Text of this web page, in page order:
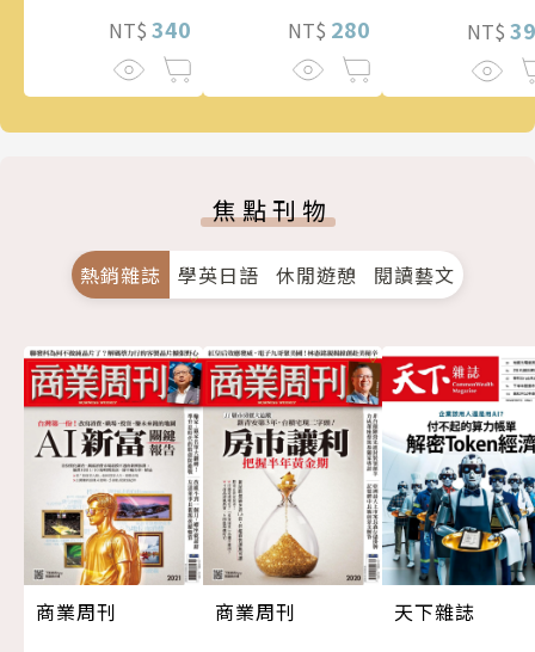
NT$ 340 NT$ 280 NT$
焦點刊物
熱銷雜誌 學英日語 休閒遊憩 閱讀藝文
商業周刊
商業周刊
天下雜誌